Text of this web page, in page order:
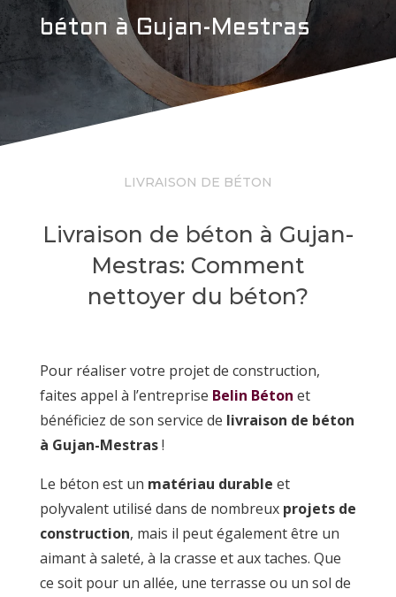
béton à Gujan-Mestras
LIVRAISON DE BÉTON
Livraison de béton à Gujan-
Mestras: Comment
nettoyer du béton?
Pour réaliser votre projet de construction,
faites appel à l’entreprise Belin Béton et
bénéficiez de son service de livraison de béton
à Gujan-Mestras!
Le béton est un matériau durable et
polyvalent utilisé dans de nombreux projets de
construction, mais il peut également être un
aimant à saleté, à la crasse et aux taches. Que
ce soit pour un allée, une terrasse ou un sol de